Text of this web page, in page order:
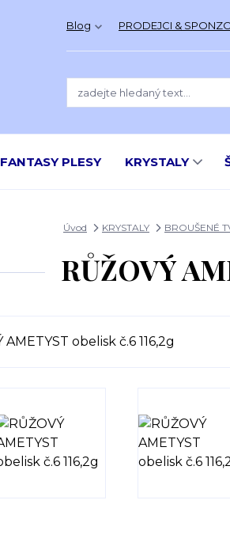
Blog PRODEJCI &
FANTASY PLESY KRYSTALY
Úvod KRYSTALY BROUŠENÉ
RŮŽOVÝ